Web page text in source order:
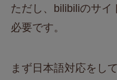
ただし、bilibiliのサイ
必要です。
まず日本語対応をし